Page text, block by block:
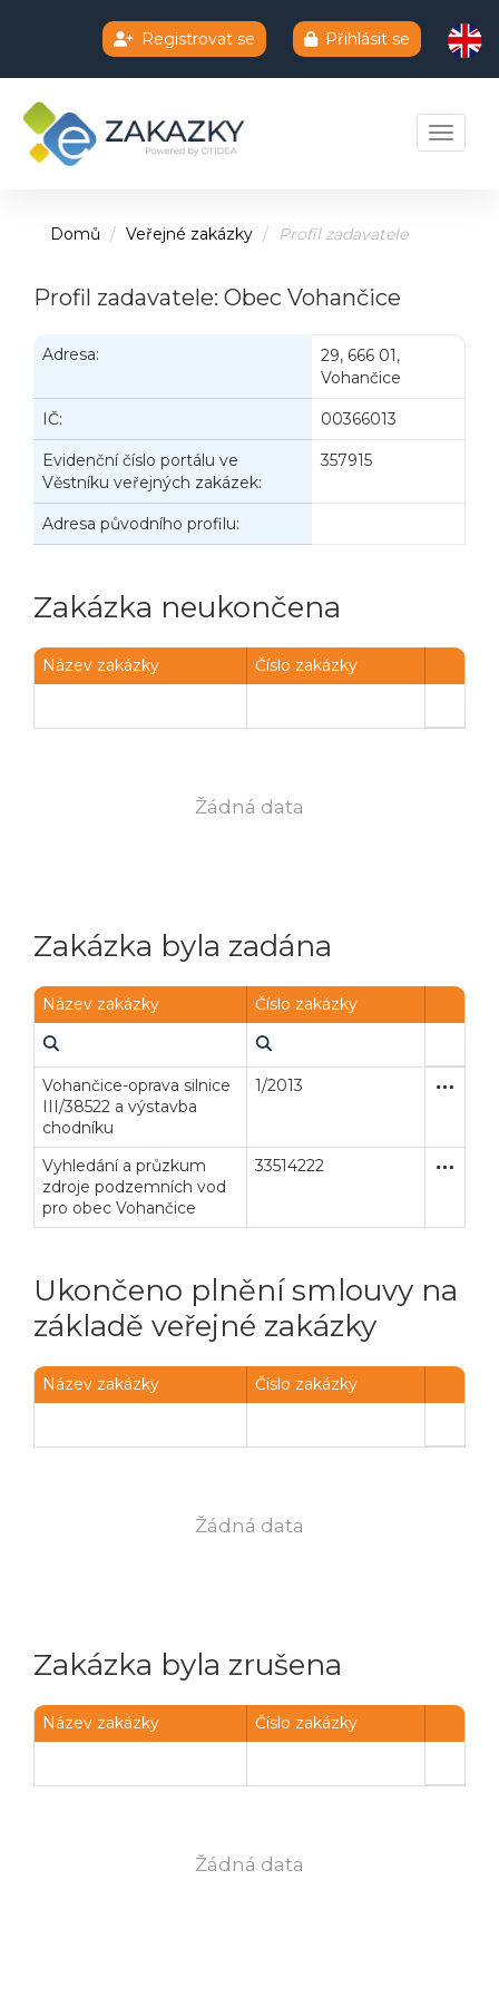
Registrovat se Přihlásit se
Toggle
Domů Veřejné zakázky Profil zadavatele
Profil zadavatele: Obec Vohančice
Adresa:
29, 666 01,
Vohančice
IČ: 00366013
Evidenční číslo portálu ve
Věstníku veřejných zakázek:
357915
Adresa původního profilu:
Zakázka neukončena
Název zakázky Číslo zakázky
Žádná data
Zakázka byla zadána
Název zakázky Číslo zakázky
Vohančice-oprava silnice
III/38522 a výstavba
chodníku
1/2013
Vyhledání a průzkum
zdroje podzemních vod
pro obec Vohančice
33514222
Ukončeno plnění smlouvy na
základě veřejné zakázky
Název zakázky Číslo zakázky
Žádná data
Zakázka byla zrušena
Název zakázky Číslo zakázky
Žádná data
Chatbot e-zakazky
Veřejné zakázky Zadavatel Webináře